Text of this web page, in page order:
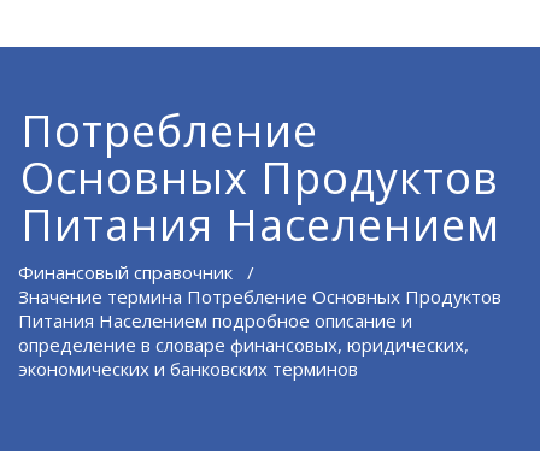
Потребление
Основных Продуктов
Питания Населением
Финансовый справочник /
Значение термина Потребление Основных Продуктов
Питания Населением подробное описание и
определение в словаре финансовых, юридических,
экономических и банковских терминов